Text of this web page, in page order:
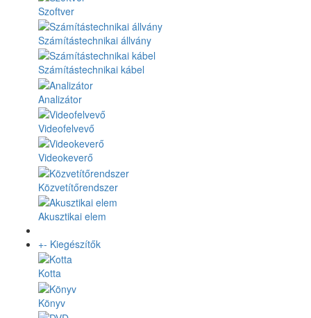
Szoftver
Számítástechnikai állvány
Számítástechnikai kábel
Analizátor
Videofelvevő
Videokeverő
Közvetítőrendszer
Akusztikai elem
+- Kiegészítők
Kotta
Könyv